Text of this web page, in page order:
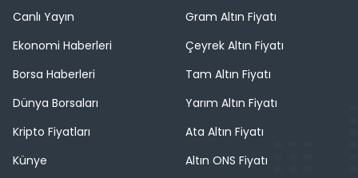
Canlı Yayın
Ekonomi Haberleri
Borsa Haberleri
Dünya Borsaları
Kripto Fiyatları
Künye
Gram Altın Fiyatı
Çeyrek Altın Fiyatı
Tam Altın Fiyatı
Yarım Altın Fiyatı
Ata Altın Fiyatı
Altın ONS Fiyatı